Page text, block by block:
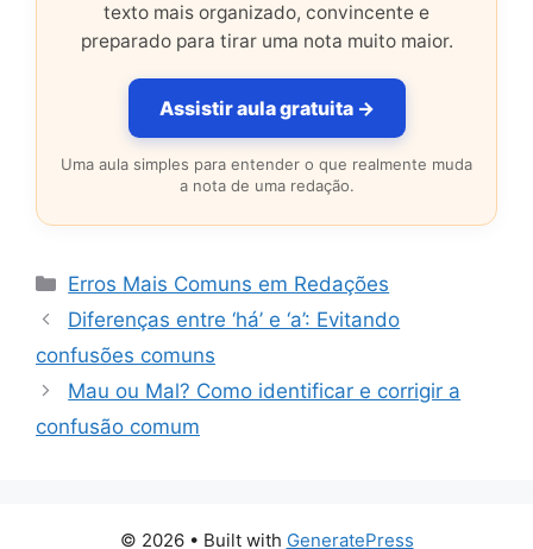
texto mais organizado, convincente e
preparado para tirar uma nota muito maior.
Assistir aula gratuita →
Uma aula simples para entender o que realmente muda
a nota de uma redação.
Categorias
Erros Mais Comuns em Redações
Diferenças entre ‘há’ e ‘a’: Evitando
confusões comuns
Mau ou Mal? Como identificar e corrigir a
confusão comum
© 2026 • Built with GeneratePress